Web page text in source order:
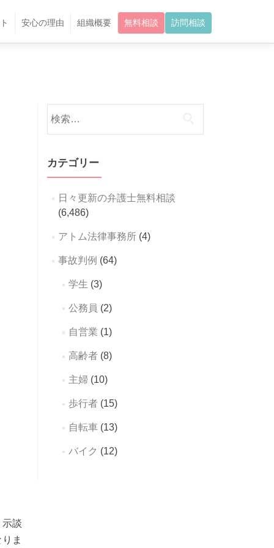
安心の理由 組織概要 無料相談 訪問相談
談
ま
索:
カテゴリー
日々更新の弁護士無料相談
(6,486)
アトム法律事務所(4)
事故判例 (64)
学生 (3)
公務員 (2)
自営業 (1)
高齢者(8)
主婦(10)
歩行者(15)
自転車(13)
バイク (12)